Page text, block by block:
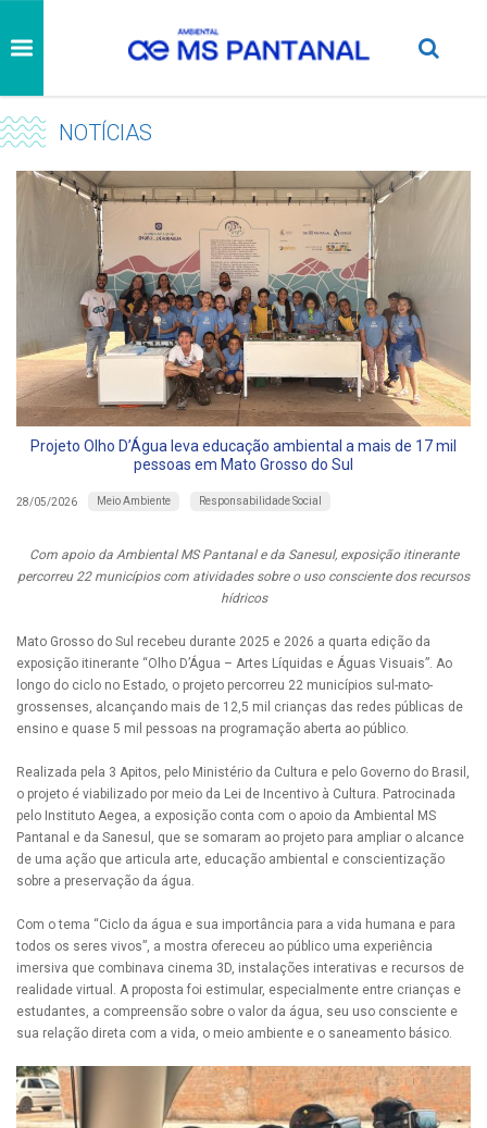
NOTÍCIAS
Projeto Olho D’Água leva educação ambiental a mais de 17 mil
pessoas em Mato Grosso do Sul
28/05/2026 Meio Ambiente Responsabilidade Social
Com apoio da Ambiental MS Pantanal e da Sanesul, exposição itinerante
percorreu 22 municípios com atividades sobre o uso consciente dos recursos
hídricos
Mato Grosso do Sul recebeu durante 2025 e 2026 a quarta edição da
exposição itinerante “Olho D’Água – Artes Líquidas e Águas Visuais”. Ao
longo do ciclo no Estado, o projeto percorreu 22 municípios sul-mato-
grossenses, alcançando mais de 12,5 mil crianças das redes públicas de
ensino e quase 5 mil pessoas na programação aberta ao público.
Realizada pela 3 Apitos, pelo Ministério da Cultura e pelo Governo do Brasil,
o projeto é viabilizado por meio da Lei de Incentivo à Cultura. Patrocinada
pelo Instituto Aegea, a exposição conta com o apoio da Ambiental MS
Pantanal e da Sanesul, que se somaram ao projeto para ampliar o alcance
de uma ação que articula arte, educação ambiental e conscientização
sobre a preservação da água.
Com o tema “Ciclo da água e sua importância para a vida humana e para
todos os seres vivos”, a mostra ofereceu ao público uma experiência
imersiva que combinava cinema 3D, instalações interativas e recursos de
realidade virtual. A proposta foi estimular, especialmente entre crianças e
estudantes, a compreensão sobre o valor da água, seu uso consciente e
sua relação direta com a vida, o meio ambiente e o saneamento básico.